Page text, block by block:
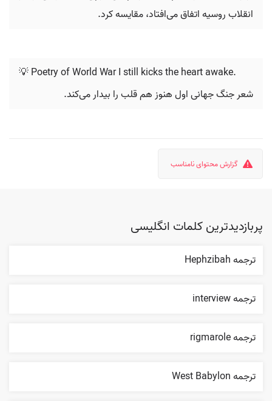
انقلاب روسیه اتفاق می‌افتاد، مقایسه کرد.
💡 Poetry of World War I still kicks the heart awake.
شعر جنگ جهانی اول هنوز هم قلب را بیدار می‌کند.
گزارش محتوای نامناسب
پربازدیدترین کلمات انگلیسی
ترجمه Hephzibah
ترجمه interview
ترجمه rigmarole
ترجمه West Babylon